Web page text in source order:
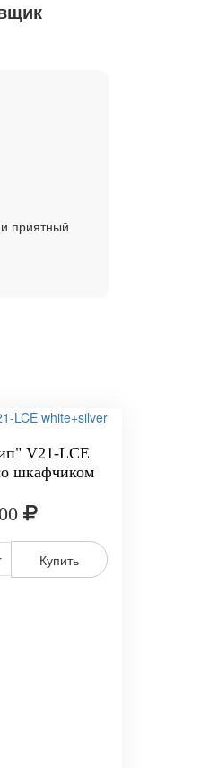
приятный
V21-LCE
шкафчиком
Купить